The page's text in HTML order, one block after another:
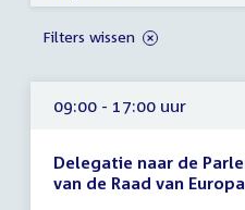
09:00 - 17:00 uur
Delegatie naar de
van de Raad van Europa
Filters wissen